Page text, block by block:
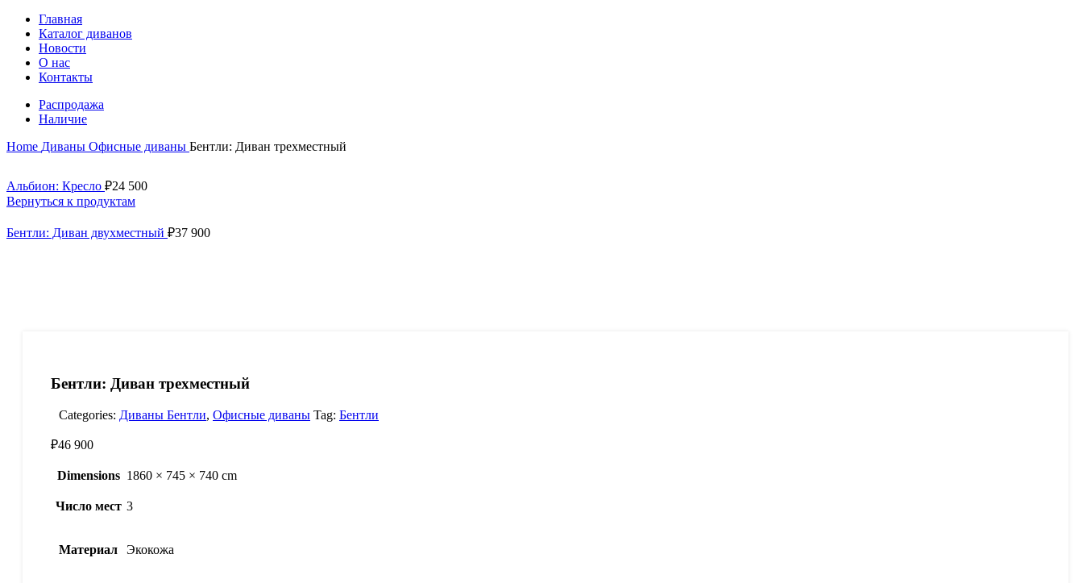
Главная
Каталог диванов
Новости
О нас
Контакты
Распродажа
Наличие
Home Диваны Офисные диваны Бентли: Диван трехместный
Альбион: Кресло ₽24 500
Вернуться к продуктам
Бентли: Диван двухместный ₽37 900
Бентли: Диван трехместный
Categories: Диваны Бентли, Офисные диваны Tag: Бентли
₽46 900
Dimensions 1860 × 745 × 740 cm
Число мест 3
Материал Экокожа